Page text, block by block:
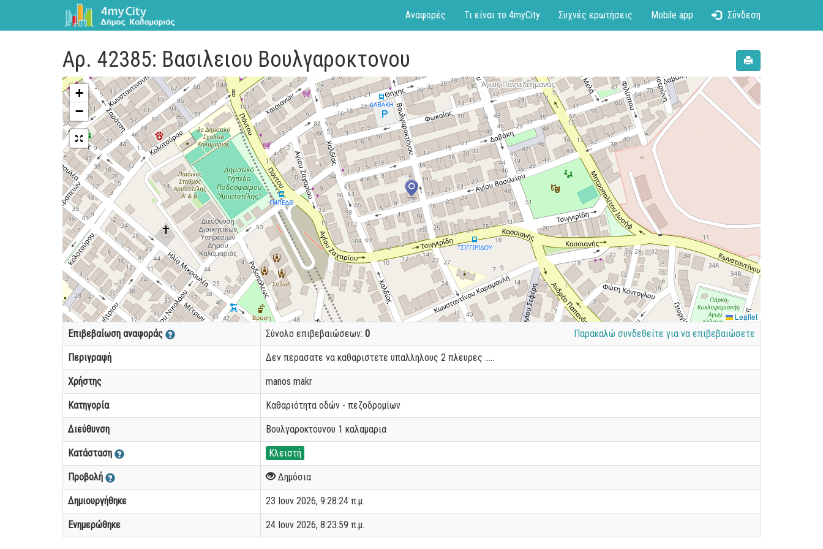
Αναφορές Τι είναι το 4myCity Συχνές ερωτήσεις Mobile app Σύνδεση
Αρ. 42385: Βασιλειου Βουλγαροκτονου
+
−
Leaflet
Επιβεβαίωση αναφοράς Σύνολο επιβεβαιώσεων: 0 Παρακαλώ συνδεθείτε για να επιβεβαιώσετε
Περιγραφή Δεν περασατε να καθαριστετε υπαλληλους 2 πλευρες .....
Χρήστης manos makr
Κατηγορία Καθαριότητα οδών - πεζοδρομίων
Διεύθυνση Βουλγαροκτουνου 1 καλαμαρια
Κατάσταση Κλειστή
Προβολή Δημόσια
Δημιουργήθηκε 23 Ιουν 2026, 9:28:24 π.μ.
Ενημερώθηκε 24 Ιουν 2026, 8:23:59 π.μ.